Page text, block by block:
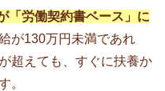
「労働契約書ベース」に
が130万円未満であれ
超えても、すぐに扶養か
。